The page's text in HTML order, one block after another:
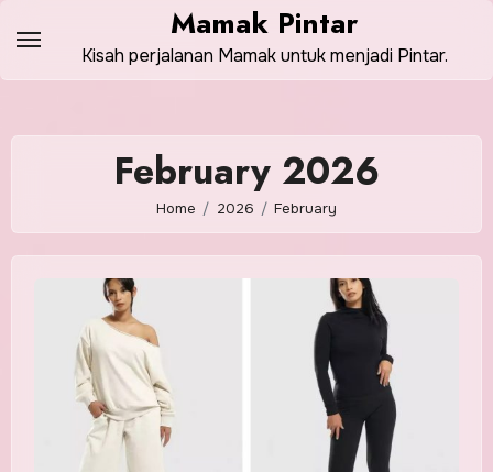
content
Mamak Pintar
Kisah perjalanan Mamak untuk menjadi Pintar.
February 2026
Home 2026 February